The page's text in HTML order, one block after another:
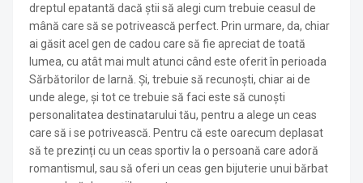
dreptul epatantă dacă știi să alegi cum trebuie ceasul de
mână care să se potrivească perfect. Prin urmare, da, chiar
ai găsit acel gen de cadou care să fie apreciat de toată
lumea, cu atât mai mult atunci când este oferit în perioada
Sărbătorilor de Iarnă. Și, trebuie să recunoști, chiar ai de
unde alege, și tot ce trebuie să faci este să cunoști
personalitatea destinatarului tău, pentru a alege un ceas
care să i se potrivească. Pentru că este oarecum deplasat
să te prezinți cu un ceas sportiv la o persoană care adoră
romantismul, sau să oferi un ceas gen bijuterie unui bărbat